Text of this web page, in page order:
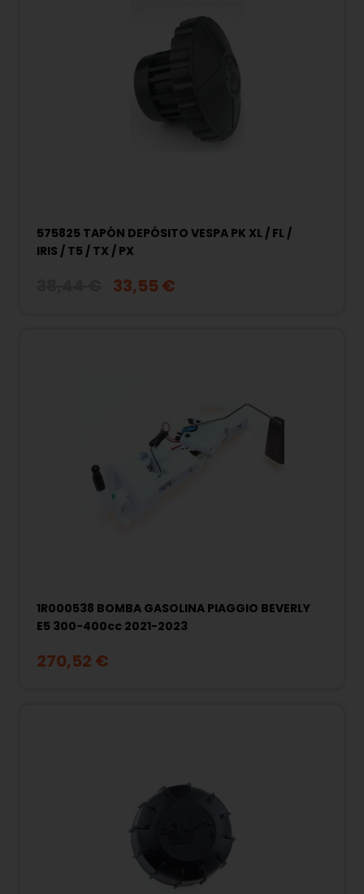
575825 TAPÓN DEPÓSITO VESPA PK XL / FL /
IRIS / T5 / TX / PX
33,55 €
1R000538 BOMBA GASOLINA PIAGGIO BEVERLY
E5 300-400cc 2021-2023
270,52 €